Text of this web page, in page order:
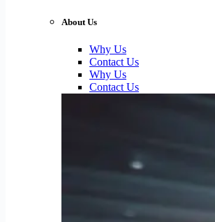
About Us
Why Us
Contact Us
Why Us
Contact Us